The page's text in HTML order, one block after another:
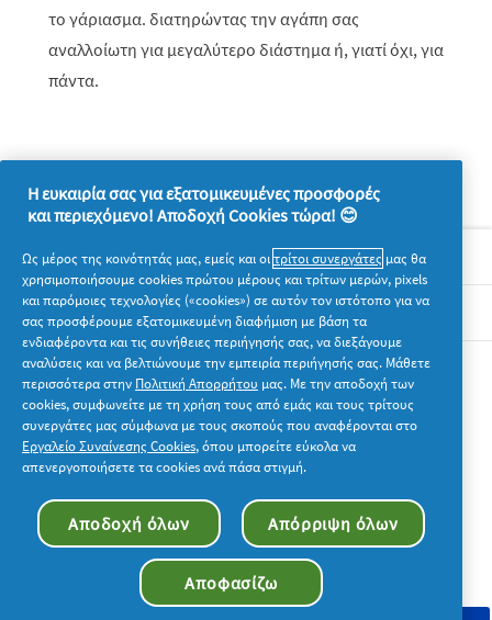
το γάριασμα. διατηρώντας την αγάπη σας
αναλλοίωτη για μεγαλύτερο διάστημα ή, γιατί όχι, για
πάντα.
Σχετικά με την P&G
Νομικά
Ακολουθήστε μας
© 2026 Procter & Gamble. Με την επιφύλαξη παντός
δικαιώματος. Η χρήση και η πρόσβαση στις πληροφορίες σε
αυτόν τον ιστότοπο υπόκειται στους όρους και τις προϋποθέσεις
που καθορίζονται στη νομική συμφωνία μας.
Η ευκαιρία σας για εξατομικευμένες προσφορές
και περιεχόμενο! Αποδοχή Cookies τώρα! 😊
Ως μέρος της κοινότητάς μας, εμείς και οιτρίτοι συνεργάτες μας θα
χρησιμοποιήσουμε cookies πρώτου μέρους και τρίτων μερών, pixels
και παρόμοιες τεχνολογίες («cookies») σε αυτόν τον ιστότοπο για να
σας προσφέρουμε εξατομικευμένη διαφήμιση με βάση τα
ενδιαφέροντα και τις συνήθειες περιήγησής σας, να διεξάγουμε
αναλύσεις και να βελτιώνουμε την εμπειρία περιήγησής σας. Μάθετε
περισσότερα στην Πολιτική Απορρήτου μας. Με την αποδοχή των
cookies, συμφωνείτε με τη χρήση τους από εμάς και τους τρίτους
συνεργάτες μας σύμφωνα με τους σκοπούς που αναφέρονται στο
Εργαλείο Συναίνεσης Cookies, όπου μπορείτε εύκολα να
απενεργοποιήσετε τα cookies ανά πάσα στιγμή.
Αποδοχή όλων Απόρριψη όλων
Αποφασίζω